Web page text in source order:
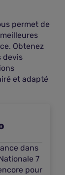
GAN
permet de
Obtenez
devis
et adapté
dans
7
pour